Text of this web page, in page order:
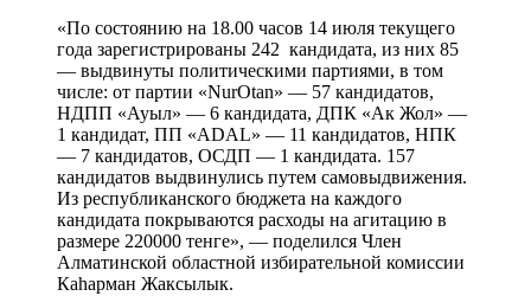
«По состоянию на 18.00 часов 14 июля текущего
года зарегистрированы 242 кандидата, из них 85
— выдвинуты политическими партиями, в том
числе: от партии «NurOtan» — 57 кандидатов,
НДПП «Ауыл» — 6 кандидата, ДПК «Ак Жол» —
1 кандидат, ПП «АDAL» — 11 кандидатов, НПК
— 7 кандидатов, ОСДП — 1 кандидата. 157
кандидатов выдвинулись путем самовыдвижения.
Из республиканского бюджета на каждого
кандидата покрываются расходы на агитацию в
размере 220000 тенге», — поделился Член
Алматинской областной избирательной комиссии
Каһарман Жаксылык.